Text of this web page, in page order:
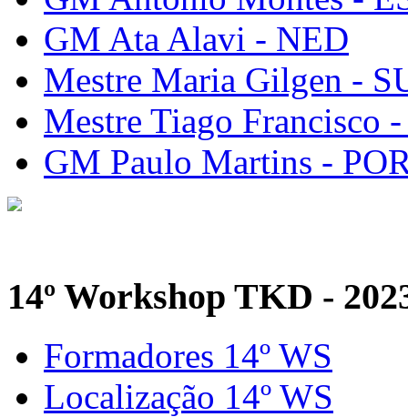
GM Ata Alavi - NED
Mestre Maria Gilgen -
Mestre Tiago Francisco
GM Paulo Martins -
14º Workshop TKD -
Formadores 14º WS
Localização 14º WS